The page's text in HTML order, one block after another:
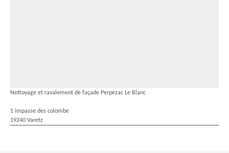
Nettoyage et ravalement de façade Perpezac Le Blanc
1 impasse des colombe
19240 Varetz